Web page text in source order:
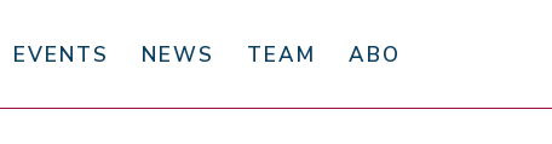
EVENTS NEWS TEAM ABO